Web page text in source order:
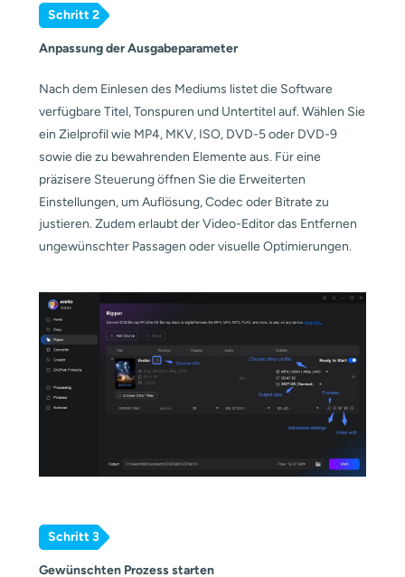
Schritt 2
Anpassung der Ausgabeparameter
Nach dem Einlesen des Mediums listet die Software
verfügbare Titel, Tonspuren und Untertitel auf. Wählen Sie
ein Zielprofil wie MP4, MKV, ISO, DVD-5 oder DVD-9
sowie die zu bewahrenden Elemente aus. Für eine
präzisere Steuerung öffnen Sie die Erweiterten
Einstellungen, um Auflösung, Codec oder Bitrate zu
justieren. Zudem erlaubt der Video-Editor das Entfernen
ungewünschter Passagen oder visuelle Optimierungen.
Schritt 3
Gewünschten Prozess starten